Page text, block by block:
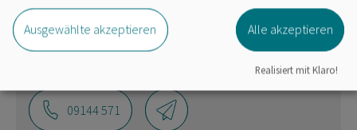
Zweckverband Brombachsee
Ramsberg
Obere Dorfstraße 3
09144 571
Ausgewählte akzeptieren Alle akzeptieren
Realisiert mit Klaro!